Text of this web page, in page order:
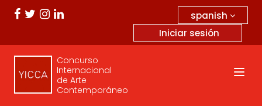
spanish
Iniciar sesión
Concurso
Internacional
de Arte
Contemporáneo